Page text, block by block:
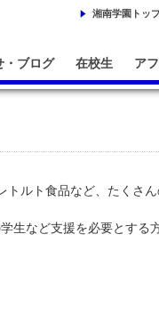
湘南学園トッ
・ブログ 在校生 ア
ルト食品など、たくさん
生など支援を必要とする